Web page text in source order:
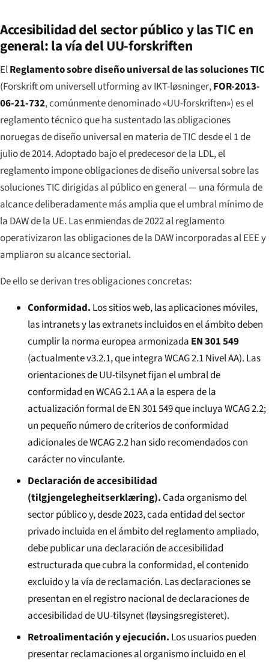
Accesibilidad del sector público y las TIC en
general: la vía del UU-forskriften
ElReglamento sobre diseño universal de las soluciones TIC
(Forskrift om universell utforming av IKT-løsninger,FOR-2013-
06-21-732, comúnmente denominado «UU-forskriften») es el
reglamento técnico que ha sustentado las obligaciones
noruegas de diseño universal en materia de TIC desde el 1 de
julio de 2014. Adoptado bajo el predecesor de la LDL, el
reglamento impone obligaciones de diseño universal sobre las
soluciones TIC dirigidas al público en general — una fórmula de
alcance deliberadamente más amplia que el umbral mínimo de
la DAW de la UE. Las enmiendas de 2022 al reglamento
operativizaron las obligaciones de la DAW incorporadas al EEE y
ampliaron su alcance sectorial.
De ello se derivan tres obligaciones concretas:
Conformidad. Los sitios web, las aplicaciones móviles,
las intranets y las extranets incluidos en el ámbito deben
cumplir la norma europea armonizada EN 301 549
(actualmente v3.2.1, que integra WCAG 2.1 Nivel AA). Las
orientaciones de UU-tilsynet fijan el umbral de
conformidad en WCAG 2.1 AA a la espera de la
actualización formal de EN 301 549 que incluya WCAG 2.2;
un pequeño número de criterios de conformidad
adicionales de WCAG 2.2 han sido recomendados con
carácter no vinculante.
Declaración de accesibilidad
(tilgjengelegheitserklæring).Cada organismo del
sector público y, desde 2023, cada entidad del sector
privado incluida en el ámbito del reglamento ampliado,
debe publicar una declaración de accesibilidad
estructurada que cubra la conformidad, el contenido
excluido y la vía de reclamación. Las declaraciones se
presentan en el registro nacional de declaraciones de
accesibilidad de UU-tilsynet (løysingsregisteret).
Retroalimentación y ejecución. Los usuarios pueden
presentar reclamaciones al organismo incluido en el